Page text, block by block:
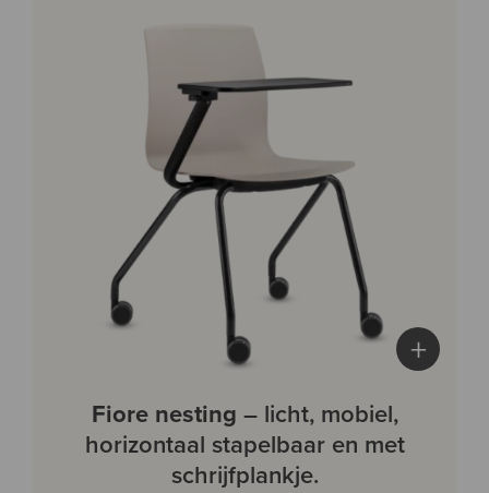
+
Fiore nesting – licht, mobiel,
horizontaal stapelbaar en met
schrijfplankje.